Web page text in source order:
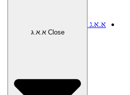
א.א.ג
Close א.א.ג